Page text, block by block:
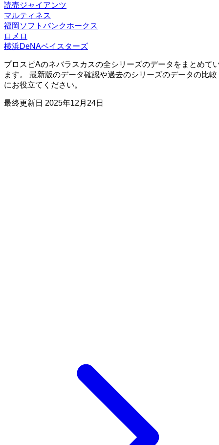
読売ジャイアンツ
マルティネス
福岡ソフトバンクホークス
ロメロ
横浜DeNAベイスターズ
プロスピAのネバラスカスの全シリーズのデータをまとめて
ます。 最新版のデータ確認や過去のシリーズのデータの比較
にお役立てください。
最終更新日 2025年12月24日